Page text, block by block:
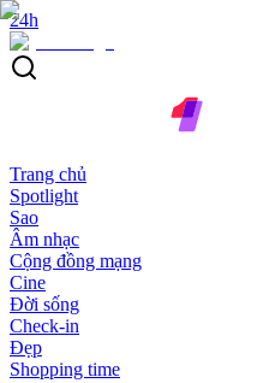
24h
Trang chủ
Spotlight
Sao
Âm nhạc
Cộng đồng mạng
Cine
Đời sống
Check-in
Đẹp
Shopping time